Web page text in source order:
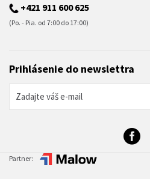
+421 911 600 625
(Po. - Pia. od 7:00 do 17:00)
Prihlásenie do newslettra
Partner: